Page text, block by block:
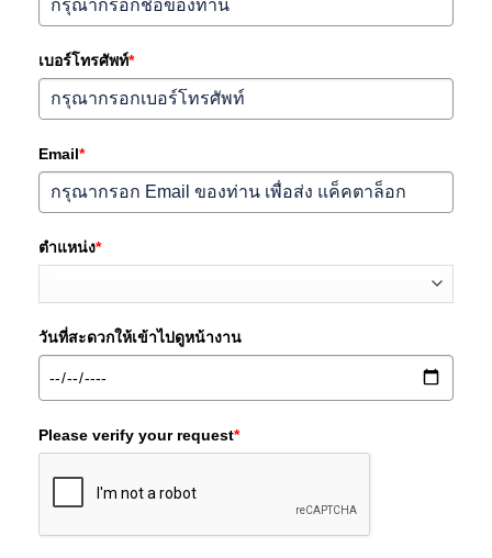
เบอร์โทรศัพท์*
Email*
ตำแหน่ง*
วันที่สะดวกให้เข้าไปดูหน้างาน
Please verify your request*